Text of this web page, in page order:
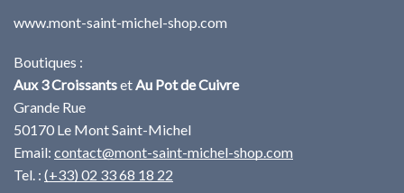
www.mont-saint-michel-shop.com
Boutiques :
Aux 3 Croissantset Au Pot de Cuivre
Grande Rue
50170 Le Mont Saint-Michel
Email: contact@mont-saint-michel-shop.com
Tel. : (+33) 02 33 68 18 22